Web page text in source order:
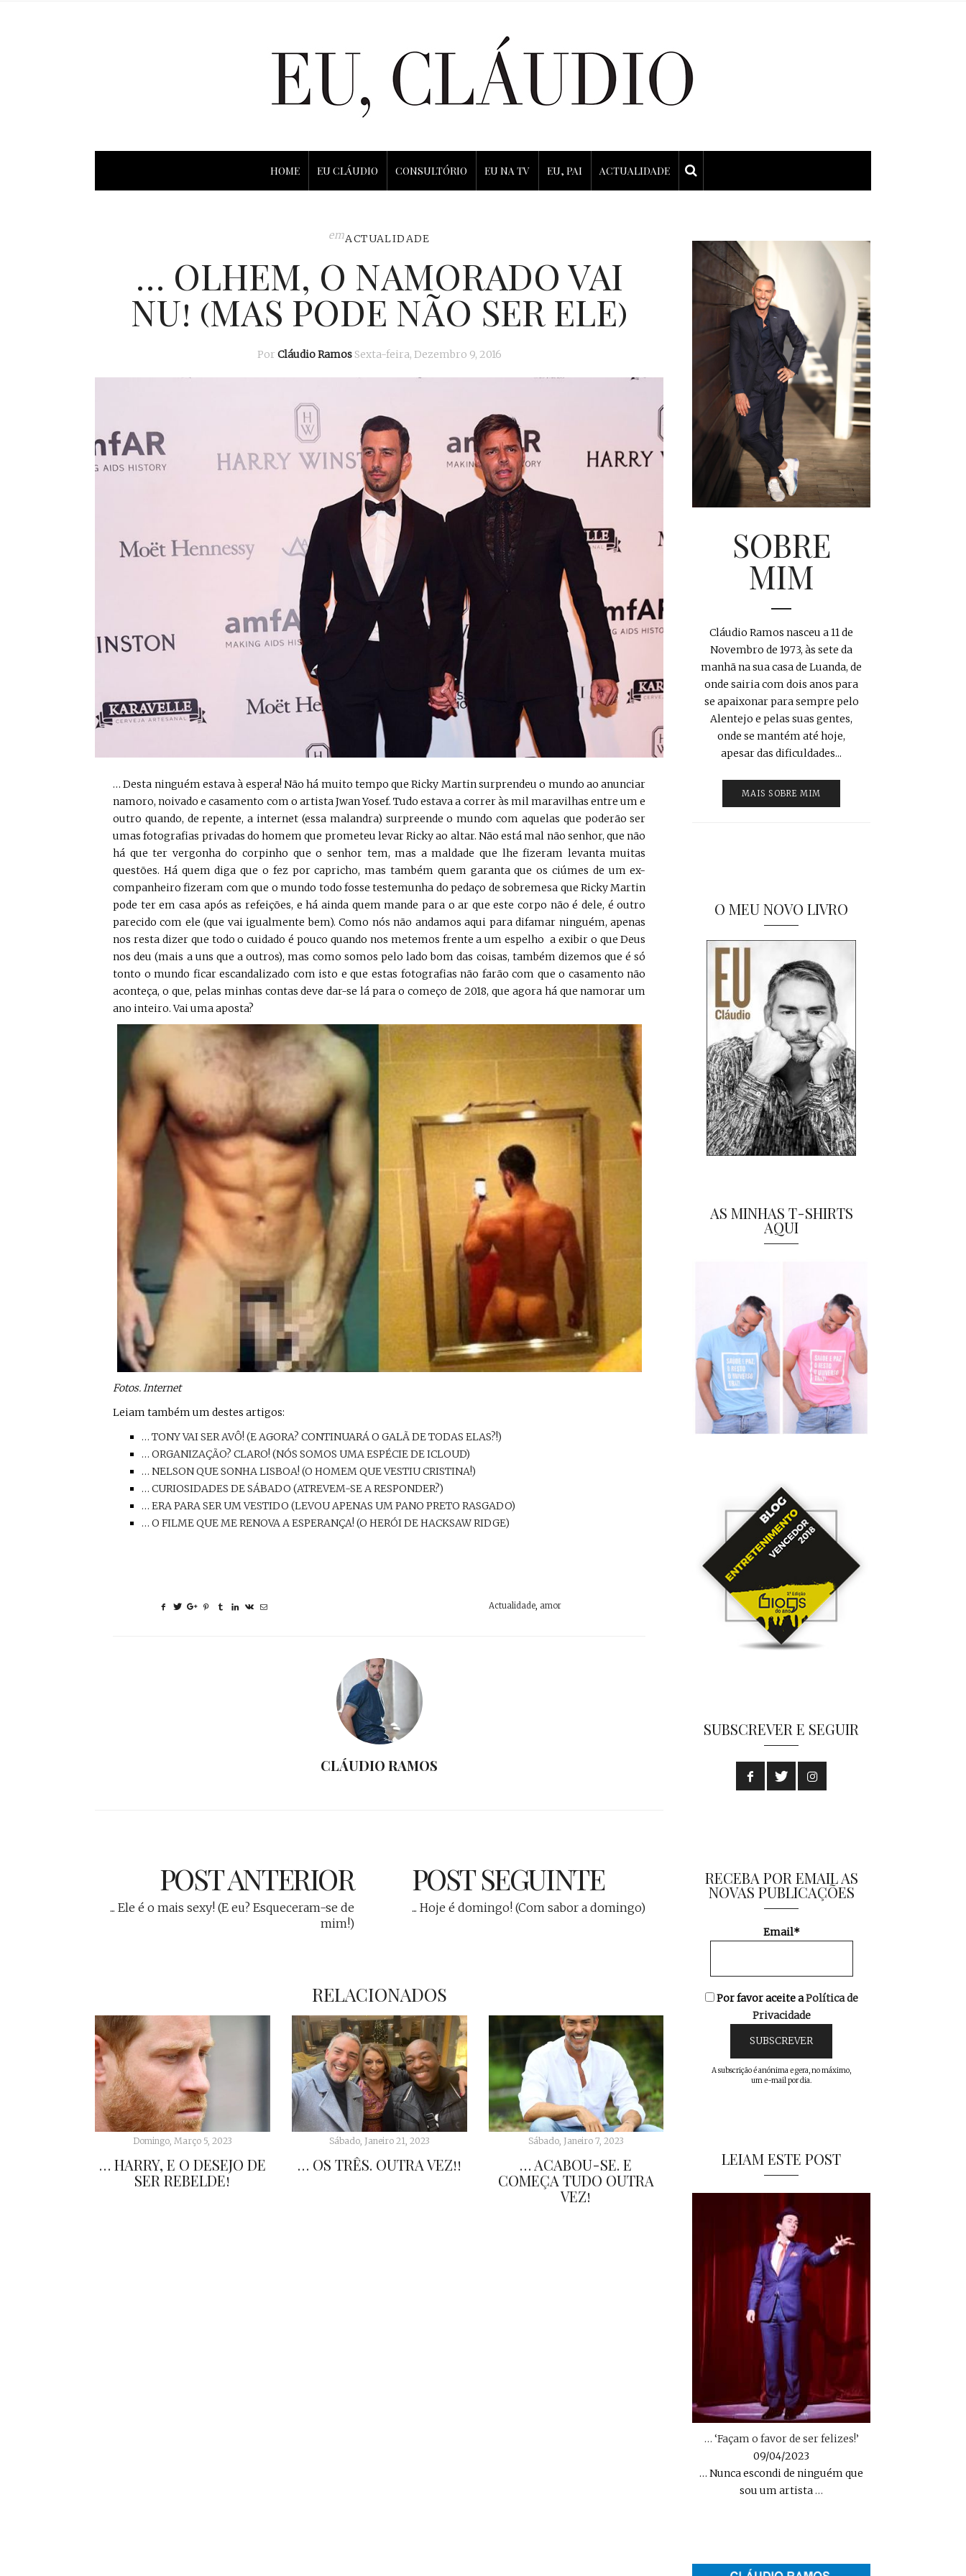
HOME EU CLÁUDIO CONSULTÓRIO EU NA TV EU, PAI ACTUALIDADE
emACTUALIDADE
… OLHEM, O NAMORADO VAI
NU! (MAS PODE NÃO SER ELE)
Por Cláudio Ramos Sexta-feira, Dezembro 9, 2016
… Desta ninguém estava à espera! Não há muito tempo que Ricky Martin surprendeu o mundo ao anunciar
namoro, noivado e casamento com o artista Jwan Yosef. Tudo estava a correr às mil maravilhas entre um e
outro quando, de repente, a internet (essa malandra) surpreende o mundo com aquelas que poderão ser
umas fotografias privadas do homem que prometeu levar Ricky ao altar. Não está mal não senhor, que não
há que ter vergonha do corpinho que o senhor tem, mas a maldade que lhe fizeram levanta muitas
questões. Há quem diga que o fez por capricho, mas também quem garanta que os ciúmes de um ex-
companheiro fizeram com que o mundo todo fosse testemunha do pedaço de sobremesa que Ricky Martin
pode ter em casa após as refeições, e há ainda quem mande para o ar que este corpo não é dele, é outro
parecido com ele (que vai igualmente bem). Como nós não andamos aqui para difamar ninguém, apenas
nos resta dizer que todo o cuidado é pouco quando nos metemos frente a um espelho a exibir o que Deus
nos deu (mais a uns que a outros), mas como somos pelo lado bom das coisas, também dizemos que é só
tonto o mundo ficar escandalizado com isto e que estas fotografias não farão com que o casamento não
aconteça, o que, pelas minhas contas deve dar-se lá para o começo de 2018, que agora há que namorar um
ano inteiro. Vai uma aposta?
Fotos. Internet
Leiam também um destes artigos:
… TONY VAI SER AVÔ! (E AGORA? CONTINUARÁ O GALÃ DE TODAS ELAS?!)
… ORGANIZAÇÃO? CLARO! (NÓS SOMOS UMA ESPÉCIE DE ICLOUD)
… NELSON QUE SONHA LISBOA! (O HOMEM QUE VESTIU CRISTINA!)
… CURIOSIDADES DE SÁBADO (ATREVEM-SE A RESPONDER?)
… ERA PARA SER UM VESTIDO (LEVOU APENAS UM PANO PRETO RASGADO)
… O FILME QUE ME RENOVA A ESPERANÇA! (O HERÓI DE HACKSAW RIDGE)
Actualidade, amor
CLÁUDIO RAMOS
POST ANTERIOR
... Ele é o mais sexy! (E eu? Esqueceram-se de
mim!)
POST SEGUINTE
... Hoje é domingo! (Com sabor a domingo)
RELACIONADOS
Domingo, Março 5, 2023
… HARRY, E O DESEJO DE
SER REBELDE!
Sábado, Janeiro 21, 2023
… OS TRÊS. OUTRA VEZ!!
Sábado, Janeiro 7, 2023
… ACABOU-SE. E
COMEÇA TUDO OUTRA
VEZ!
SOBRE
MIM
Cláudio Ramos nasceu a 11 de
Novembro de 1973, às sete da
manhã na sua casa de Luanda, de
onde sairia com dois anos para
se apaixonar para sempre pelo
Alentejo e pelas suas gentes,
onde se mantém até hoje,
apesar das dificuldades...
MAIS SOBRE MIM
O MEU NOVO LIVRO
AS MINHAS T-SHIRTS
AQUI
SUBSCREVER E SEGUIR
RECEBA POR EMAIL AS
NOVAS PUBLICAÇÕES
Email*
Por favor aceite aPolítica de
Privacidade
A subscrição é anónima e gera, no máximo,
um e-mail por dia.
LEIAM ESTE POST
… ‘Façam o favor de ser felizes!’
09/04/2023
… Nunca escondi de ninguém que
sou um artista…